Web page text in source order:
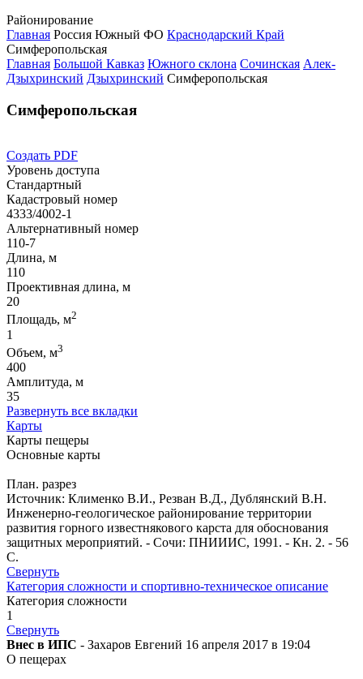
Районирование
Главная Россия Южный ФО Краснодарский Край
Симферопольская
Главная Большой Кавказ Южного склона Сочинская Алек-
Дзыхринский Дзыхринский Симферопольская
Симферопольская
Создать PDF
Уровень доступа
Стандартный
Кадастровый номер
4333/4002-1
Альтернативный номер
110-7
Длина, м
110
Проективная длина, м
20
Площадь, м2
1
Объем, м3
400
Амплитуда, м
35
Развернуть все вкладки
Карты
Карты пещеры
Основные карты
План. разрез
Источник: Клименко В.И., Резван В.Д., Дублянский В.Н.
Инженерно-геологическое районирование территории
развития горного известнякового карста для обоснования
защитных мероприятий. - Сочи: ПНИИИС, 1991. - Кн. 2. - 56
С.
Свернуть
Категория сложности и спортивно-техническое описание
Категория сложности
1
Свернуть
Внес в ИПС - Захаров Евгений 16 апреля 2017 в 19:04
О пещерах